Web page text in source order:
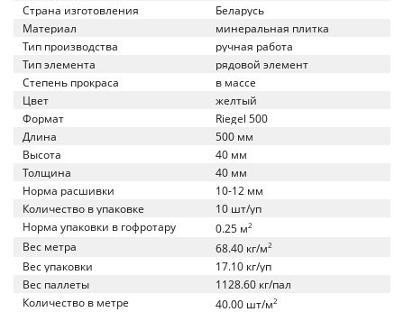
Страна изготовления
Беларусь
Материал
минеральная плитка
Тип производства
ручная работа
Тип элемента
рядовой элемент
Степень прокраса
в массе
Цвет
желтый
Формат
Riegel 500
Длина
500 мм
Высота
40 мм
Толщина
40 мм
Норма расшивки
10-12 мм
Количество в упаковке
10 шт/уп
Норма упаковки в гофротару
0.25 м2
Вес метра 68.40 кг/м2
Вес упаковки
17.10 кг/уп
Вес паллеты
1128.60 кг/пал
Количество в метре
40.00 шт/м2